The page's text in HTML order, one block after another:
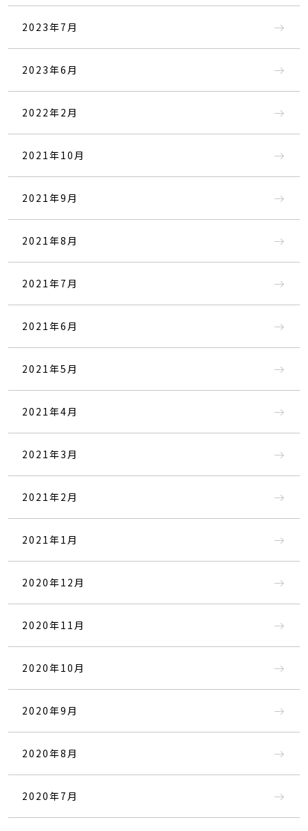
2023年7月
2023年6月
2022年2月
2021年10月
2021年9月
2021年8月
2021年7月
2021年6月
2021年5月
2021年4月
2021年3月
2021年2月
2021年1月
2020年12月
2020年11月
2020年10月
2020年9月
2020年8月
2020年7月